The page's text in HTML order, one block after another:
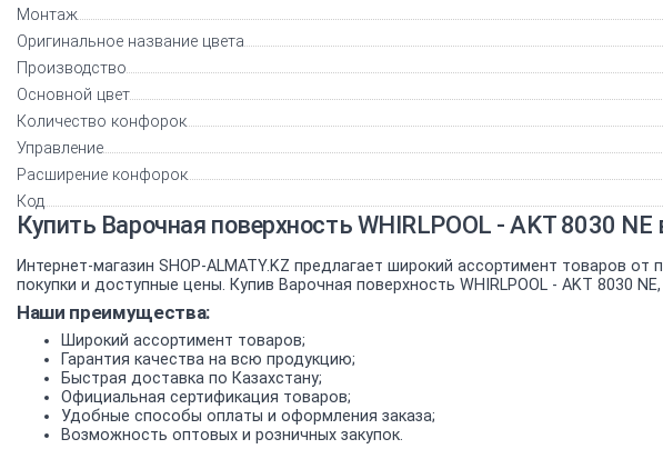
Монтаж
Оригинальное название цвета
Производство
Основной цвет
Количество конфорок
Управление
Расширение конфорок
Код
Купить Варочная поверхность WHIRLPOOL - AKT 8030
Интернет-магазин SHOP-ALMATY.KZ предлагает широкий ассортимент товаров
покупки и доступные цены. Купив Варочная поверхность WHIRLPOOL - AKT 8030
Наши преимущества:
Широкий ассортимент товаров;
Гарантия качества на всю продукцию;
Быстрая доставка по Казахстану;
Официальная сертификация товаров;
Удобные способы оплаты и оформления заказа;
Возможность оптовых и розничных закупок.